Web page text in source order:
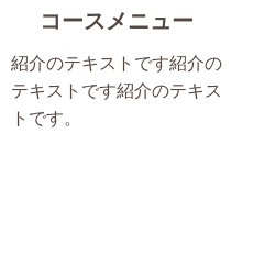
コースメニュー
紹介のテキストです紹介の
テキストです紹介のテキス
トです。